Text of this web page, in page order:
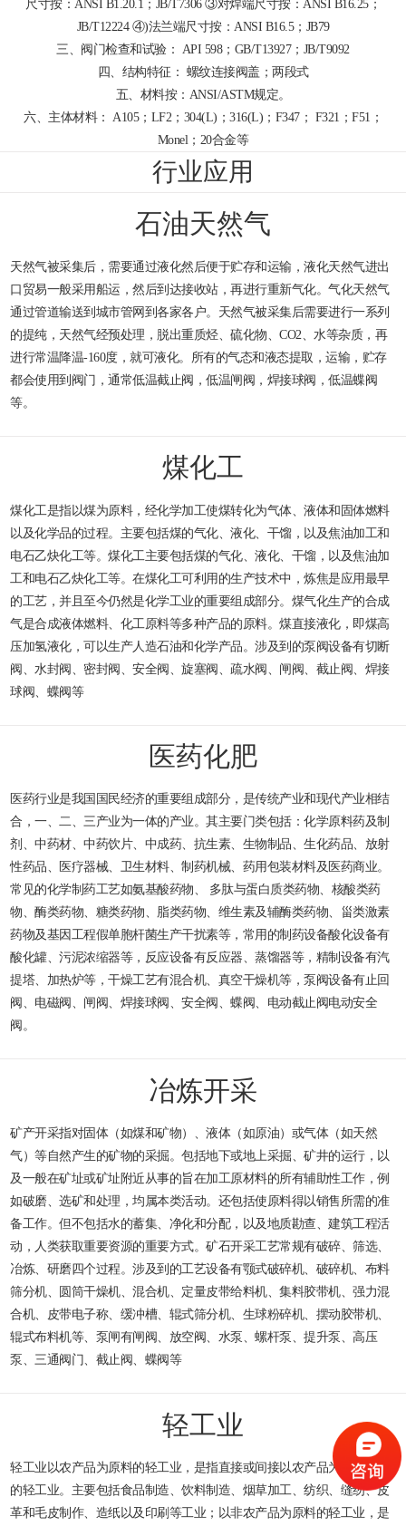
尺寸按：ANSI B1.20.1；JB/T7306 ③对焊端尺寸按：ANSI B16.25；
JB/T12224 ④)法兰端尺寸按：ANSI B16.5；JB79
三、阀门检查和试验： API 598；GB/T13927；JB/T9092
四、结构特征： 螺纹连接阀盖；两段式
五、材料按：ANSI/ASTM规定。
六、主体材料： A105；LF2；304(L)；316(L)；F347； F321；F51；
Monel；20合金等
行业应用
石油天然气
天然气被采集后，需要通过液化然后便于贮存和运输，液化天然气进出
口贸易一般采用船运，然后到达接收站，再进行重新气化。气化天然气
通过管道输送到城市管网到各家各户。天然气被采集后需要进行一系列
的提纯，天然气经预处理，脱出重质烃、硫化物、CO2、水等杂质，再
进行常温降温-160度，就可液化。所有的气态和液态提取，运输，贮存
都会使用到阀门，通常低温截止阀，低温闸阀，焊接球阀，低温蝶阀
等。
煤化工
煤化工是指以煤为原料，经化学加工使煤转化为气体、液体和固体燃料
以及化学品的过程。主要包括煤的气化、液化、干馏，以及焦油加工和
电石乙炔化工等。煤化工主要包括煤的气化、液化、干馏，以及焦油加
工和电石乙炔化工等。在煤化工可利用的生产技术中，炼焦是应用最早
的工艺，并且至今仍然是化学工业的重要组成部分。煤气化生产的合成
气是合成液体燃料、化工原料等多种产品的原料。煤直接液化，即煤高
压加氢液化，可以生产人造石油和化学产品。涉及到的泵阀设备有切断
阀、水封阀、密封阀、安全阀、旋塞阀、疏水阀、闸阀、截止阀、焊接
球阀、蝶阀等
医药化肥
医药行业是我国国民经济的重要组成部分，是传统产业和现代产业相结
合，一、二、三产业为一体的产业。其主要门类包括：化学原料药及制
剂、中药材、中药饮片、中成药、抗生素、生物制品、生化药品、放射
性药品、医疗器械、卫生材料、制药机械、药用包装材料及医药商业。
常见的化学制药工艺如氨基酸药物、 多肽与蛋白质类药物、核酸类药
物、酶类药物、糖类药物、脂类药物、维生素及辅酶类药物、甾类激素
药物及基因工程假单胞杆菌生产干扰素等，常用的制药设备酸化设备有
酸化罐、污泥浓缩器等，反应设备有反应器、蒸馏器等，精制设备有汽
提塔、加热炉等，干燥工艺有混合机、真空干燥机等，泵阀设备有止回
阀、电磁阀、闸阀、焊接球阀、安全阀、蝶阀、电动截止阀电动安全
阀。
冶炼开采
矿产开采指对固体（如煤和矿物）、液体（如原油）或气体（如天然
气）等自然产生的矿物的采掘。包括地下或地上采掘、矿井的运行，以
及一般在矿址或矿址附近从事的旨在加工原材料的所有辅助性工作，例
如破磨、选矿和处理，均属本类活动。还包括使原料得以销售所需的准
备工作。但不包括水的蓄集、净化和分配，以及地质勘查、建筑工程活
动，人类获取重要资源的重要方式。矿石开采工艺常规有破碎、筛选、
冶炼、研磨四个过程。涉及到的工艺设备有颚式破碎机、破碎机、布料
筛分机、圆筒干燥机、混合机、定量皮带给料机、集料胶带机、强力混
合机、皮带电子称、缓冲槽、辊式筛分机、生球粉碎机、摆动胶带机、
辊式布料机等、泵闸有闸阀、放空阀、水泵、螺杆泵、提升泵、高压
泵、三通阀门、截止阀、蝶阀等
轻工业
轻工业以农产品为原料的轻工业，是指直接或间接以农产品为基本原料
的轻工业。主要包括食品制造、饮料制造、烟草加工、纺织、缝纫、皮
革和毛皮制作、造纸以及印刷等工业；以非农产品为原料的轻工业，是